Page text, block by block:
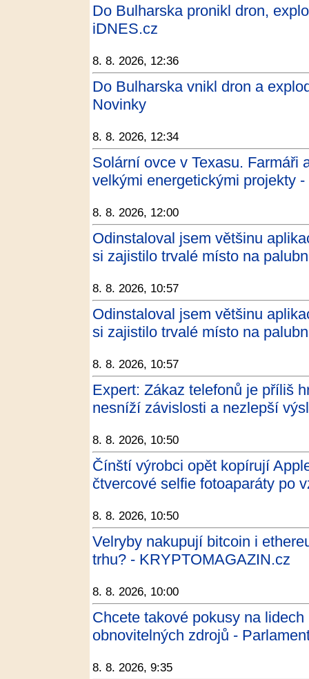
Do Bulharska pronikl dron,
iDNES.cz
8. 8. 2026, 12:36
Do Bulharska vnikl dron a
Novinky
8. 8. 2026, 12:34
Solární ovce v Texasu. Farmáři
velkými energetickými projekty
8. 8. 2026, 12:00
Odinstaloval jsem většinu
si zajistilo trvalé místo na
8. 8. 2026, 10:57
Odinstaloval jsem většinu
si zajistilo trvalé místo na
8. 8. 2026, 10:57
Expert: Zákaz telefonů je příliš
nesníží závislosti a nezlepší
8. 8. 2026, 10:50
Čínští výrobci opět kopírují
čtvercové selfie fotoaparáty po
8. 8. 2026, 10:50
Velryby nakupují bitcoin i
trhu? - KRYPTOMAGAZIN.cz
8. 8. 2026, 10:00
Chcete takové pokusy na
obnovitelných zdrojů -
8. 8. 2026, 9:35